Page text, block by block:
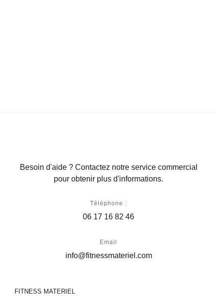
Besoin d'aide ? Contactez notre service commercial
pour obtenir plus d'informations.
Téléphone :
06 17 16 82 46
Email
info@fitnessmateriel.com
FITNESS MATERIEL